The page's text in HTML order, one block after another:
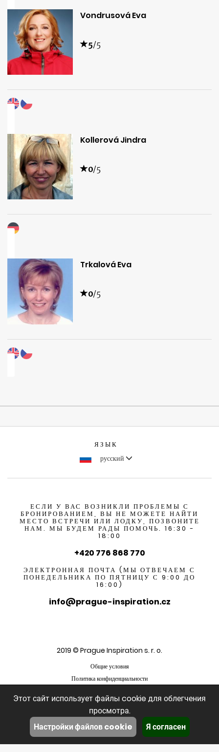
Vondrusová Eva
5/5
Kollerová Jindra
0/5
Trkalová Eva
0/5
ЯЗЫК
русский
ЕСЛИ У ВАС ВОЗНИКЛИ ПРОБЛЕМЫ С
БРОНИРОВАНИЕМ, ВЫ НЕ МОЖЕТЕ НАЙТИ
МЕСТО ВСТРЕЧИ ИЛИ ЛОДКУ, ПОЗВОНИТЕ
НАМ. МЫ БУДЕМ РАДЫ ПОМОЧЬ. 16:30 -
18:00
+420 776 868 770
ЭЛЕКТРОННАЯ ПОЧТА (МЫ ОТВЕЧАЕМ С
ПОНЕДЕЛЬНИКА ПО ПЯТНИЦУ С 9:00 ДО
16:00)
info@prague-inspiration.cz
2019 © Prague Inspiration s. r. o.
Общие условия
Политика конфиденциальности
Этот сайт использует файлы cookie для облегчения
просмотра.
Настройки файлов cookie
Я согласен